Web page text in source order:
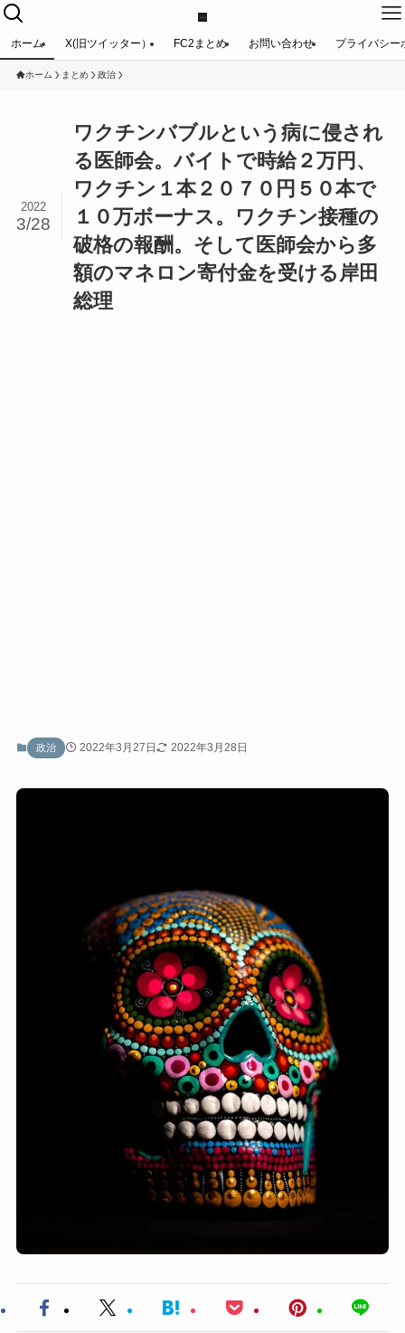
ホーム X(旧ツイッター） FC2まとめ お問い合わせ プライバシー
ホーム まとめ 政治
ワクチンバブルという病に侵され
る医師会。バイトで時給２万円、
ワクチン１本２０７０円５０本で
１０万ボーナス。ワクチン接種の
破格の報酬。そして医師会から多
額のマネロン寄付金を受ける岸田
総理
2022
3/28
政治 2022年3月27日 2022年3月28日